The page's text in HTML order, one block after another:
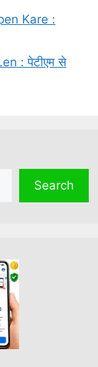
Kare :
: पेटीएम से
Search